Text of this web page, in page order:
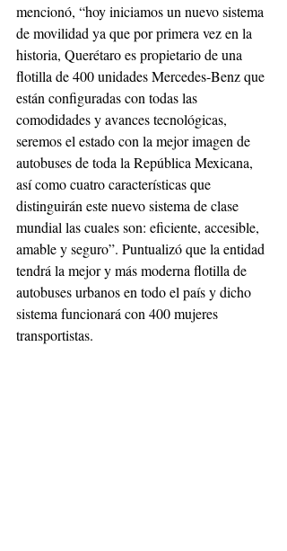
mencionó, “hoy iniciamos un nuevo sistema
de movilidad ya que por primera vez en la
historia, Querétaro es propietario de una
flotilla de 400 unidades Mercedes-Benz que
están configuradas con todas las
comodidades y avances tecnológicas,
seremos el estado con la mejor imagen de
autobuses de toda la República Mexicana,
así como cuatro características que
distinguirán este nuevo sistema de clase
mundial las cuales son: eficiente, accesible,
amable y seguro”. Puntualizó que la entidad
tendrá la mejor y más moderna flotilla de
autobuses urbanos en todo el país y dicho
sistema funcionará con 400 mujeres
transportistas.